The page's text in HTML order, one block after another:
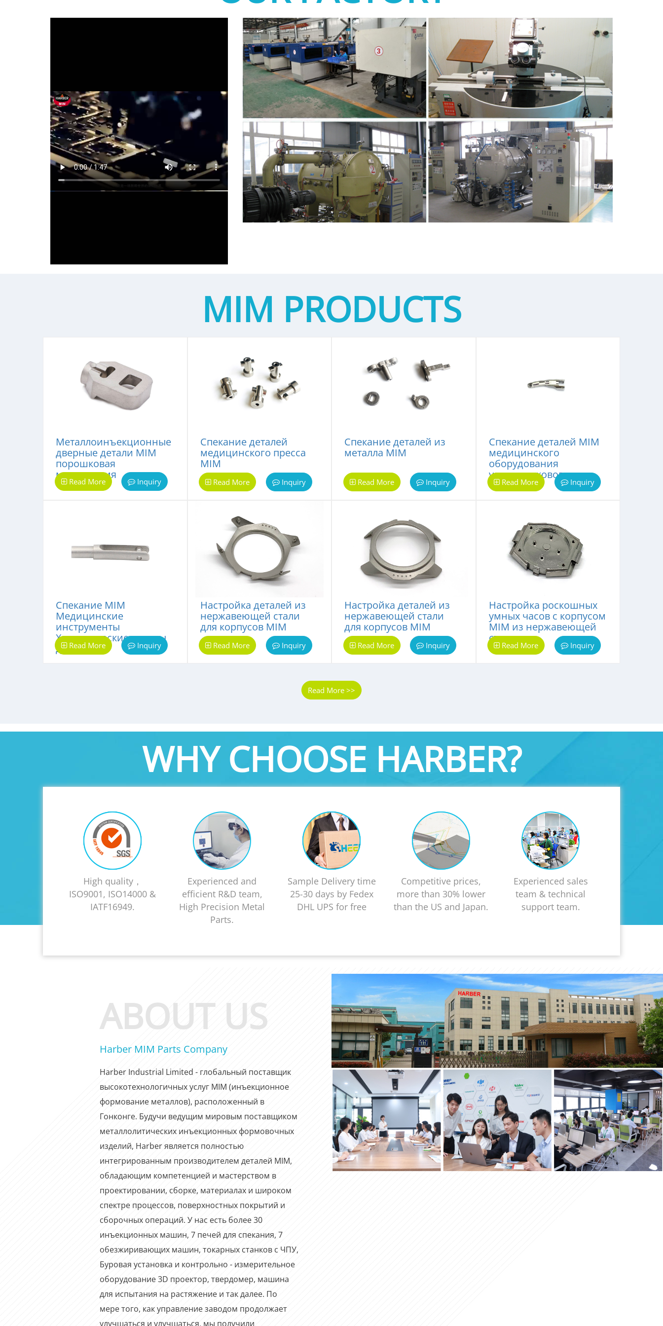
MIM PRODUCTS
Металлоинъекционные
дверные детали MIM
порошковая
металлургия
Read More Inquiry
Спекание деталей
медицинского пресса
MIM
Read More Inquiry
Спекание деталей из
металла MIM
Read More Inquiry
Спекание деталей MIM
медицинского
оборудования
ультразвукового
скальпеля
Read More Inquiry
Спекание MIM
Медицинские
инструменты
Хирургические щипцы
детали
Read More Inquiry
Настройка деталей из
нержавеющей стали
для корпусов MIM
Read More Inquiry
Настройка деталей из
нержавеющей стали
для корпусов MIM
Read More Inquiry
Настройка роскошных
умных часов с корпусом
MIM из нержавеющей
стали
Read More Inquiry
Read More >>
WHY CHOOSE HARBER?
High quality，
ISO9001, ISO14000 &
IATF16949.
Experienced and
efficient R&D team,
High Precision Metal
Parts.
Sample Delivery time
25-30 days by Fedex
DHL UPS for free
Competitive prices,
more than 30% lower
than the US and Japan.
Experienced sales
team & technical
support team.
ABOUT US
Harber MIM Parts Company
Harber Industrial Limited - глобальный поставщик
высокотехнологичных услуг MIM (инъекционное
формование металлов), расположенный в
Гонконге. Будучи ведущим мировым поставщиком
металлолитических инъекционных формовочных
изделий, Harber является полностью
интегрированным производителем деталей MIM,
обладающим компетенцией и мастерством в
проектировании, сборке, материалах и широком
спектре процессов, поверхностных покрытий и
сборочных операций. У нас есть более 30
инъекционных машин, 7 печей для спекания, 7
обезжиривающих машин, токарных станков с ЧПУ,
Буровая установка и контрольно - измерительное
оборудование 3D проектор, твердомер, машина
для испытания на растяжение и так далее. По
мере того, как управление заводом продолжает
улучшаться и улучшаться, мы получили